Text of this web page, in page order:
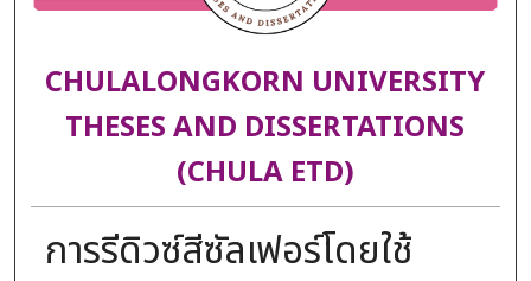
CHULALONGKORN UNIVERSITY
THESES AND DISSERTATIONS
(CHULA ETD)
การรีดิวซ์สีซัลเฟอร์โดยใช้